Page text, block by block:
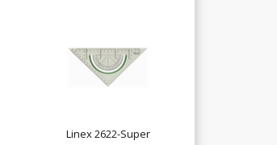
Linex 2622-Super